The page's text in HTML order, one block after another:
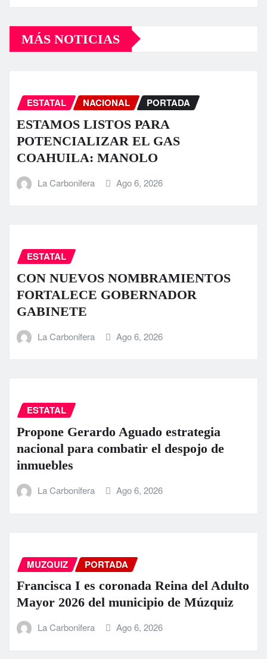
MÁS NOTICIAS
ESTATAL NACIONAL PORTADA
ESTAMOS LISTOS PARA
POTENCIALIZAR EL GAS
COAHUILA: MANOLO
La Carbonifera Ago 6, 2026
ESTATAL
CON NUEVOS NOMBRAMIENTOS
FORTALECE GOBERNADOR
GABINETE
La Carbonifera Ago 6, 2026
ESTATAL
Propone Gerardo Aguado estrategia
nacional para combatir el despojo de
inmuebles
La Carbonifera Ago 6, 2026
MUZQUIZ PORTADA
Francisca I es coronada Reina del Adulto
Mayor 2026 del municipio de Múzquiz
La Carbonifera Ago 6, 2026